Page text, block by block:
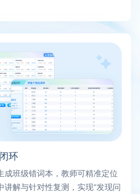
环
成班级错词本，教师可精准定位
讲解与针对性复测，实现“发现问